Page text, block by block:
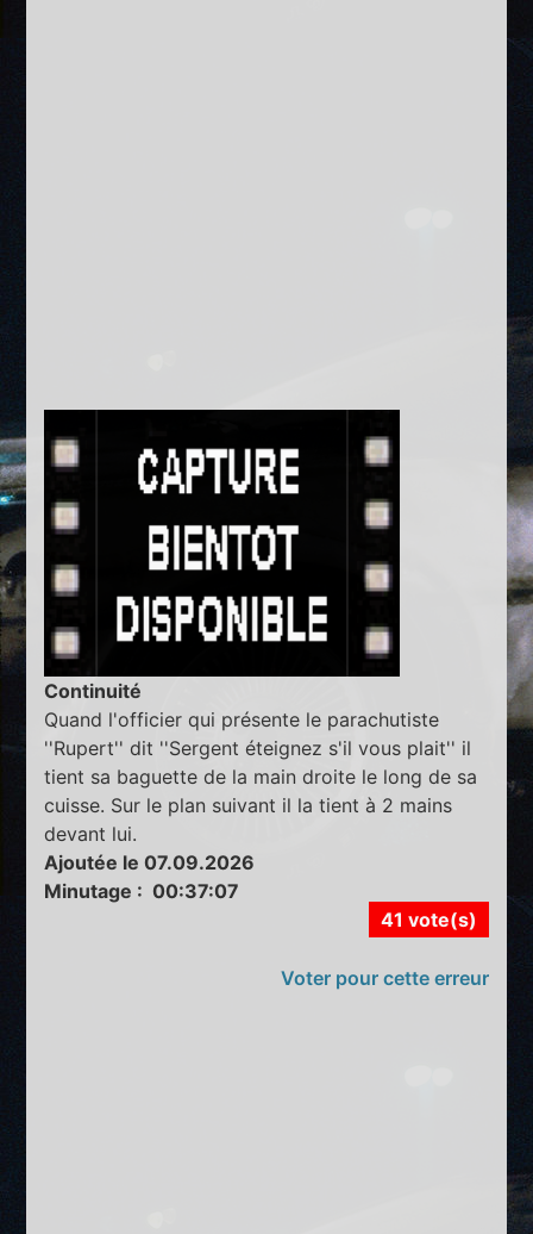
Continuité
Quand l'officier qui présente le parachutiste
''Rupert'' dit ''Sergent éteignez s'il vous plait'' il
tient sa baguette de la main droite le long de sa
cuisse. Sur le plan suivant il la tient à 2 mains
devant lui.
Ajoutée le 07.09.2026
Minutage : 00:37:07
41 vote(s)
Voter pour cette erreur